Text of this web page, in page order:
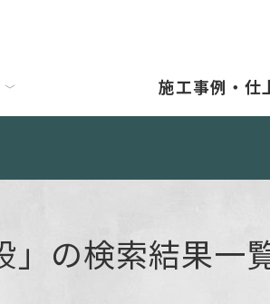
施工事例・仕
」の検索結果一